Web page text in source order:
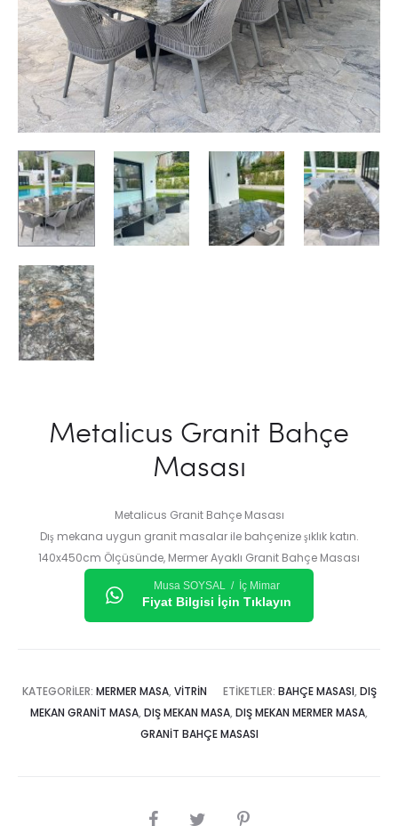
Metalicus Granit Bahçe
Masası
Metalicus Granit Bahçe Masası
Dış mekana uygun granit masalar ile bahçenize şıklık katın.
140x450cm Ölçüsünde, Mermer Ayaklı Granit Bahçe Masası
Musa SOYSAL / İç Mimar
Fiyat Bilgisi İçin Tıklayın
KATEGORILER: MERMER MASA, VITRIN ETIKETLER: BAHÇE MASASI, DIŞ
MEKAN GRANIT MASA, DIŞ MEKAN MASA, DIŞ MEKAN MERMER MASA,
GRANIT BAHÇE MASASI
SHARE